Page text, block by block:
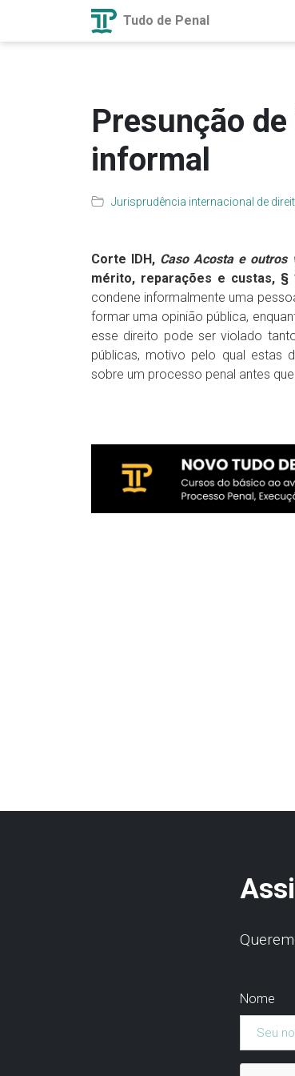
Tudo de Penal
Presunção
informal
Jurisprudência internacional de
Corte IDH, Caso Acosta e outros
mérito, reparações e custas, §
condene informalmente uma
formar uma opinião pública,
esse direito pode ser violado
públicas, motivo pelo qual estas
sobre um processo penal antes
Nome